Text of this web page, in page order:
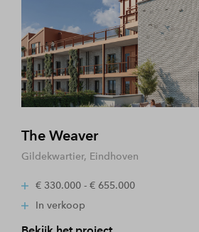
The Weaver
Gildekwartier, Eindhoven
€ 330.000 - € 655.000
In verkoop